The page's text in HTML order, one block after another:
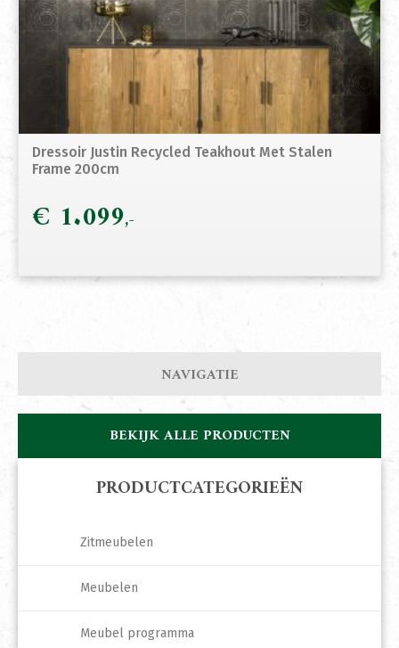
Dressoir Justin Recycled Teakhout Met Stalen
Frame 200cm
€ 1.099
NAVIGATIE
BEKIJK ALLE PRODUCTEN
PRODUCTCATEGORIEËN
Zitmeubelen
Meubelen
Meubel programma